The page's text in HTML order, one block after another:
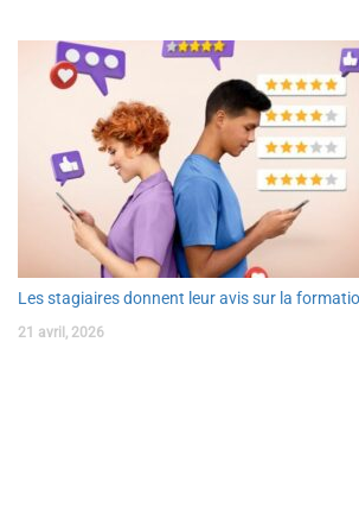
Les stagiaires donnent leur avis sur la
21 avril, 2026